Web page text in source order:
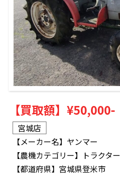
【買取額】 ¥50,000-
宮城店
【メーカー名】 ヤンマー
【農機カテゴリー】
トラクター
【都道府県】 宮城県登米市